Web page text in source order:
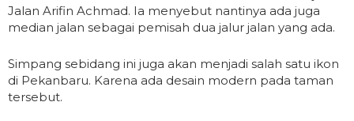
Jalan Arifin Achmad. Ia menyebut nantinya ada juga
median jalan sebagai pemisah dua jalur jalan yang ada.
Simpang sebidang ini juga akan menjadi salah satu ikon
di Pekanbaru. Karena ada desain modern pada taman
tersebut.